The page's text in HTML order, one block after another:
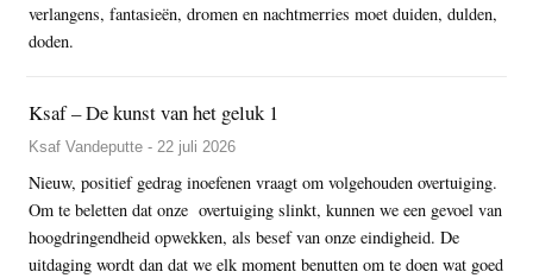
verlangens, fantasieën, dromen en nachtmerries moet duiden, dulden,
doden.
Ksaf – De kunst van het geluk 1
Ksaf Vandeputte - 22 juli 2026
Nieuw, positief gedrag inoefenen vraagt om volgehouden overtuiging.
Om te beletten dat onze overtuiging slinkt, kunnen we een gevoel van
hoogdringendheid opwekken, als besef van onze eindigheid. De
uitdaging wordt dan dat we elk moment benutten om te doen wat goed